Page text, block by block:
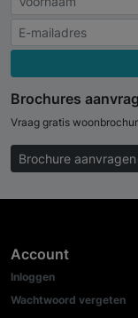
Brochures
Vraag gratis
Brochure aanvragen
Account
Inloggen
Wachtwoord vergeten